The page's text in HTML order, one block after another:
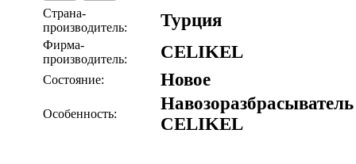
Страна-
производитель:
Турция
Фирма-
производитель:
CELIKEL
Состояние: Новое
Особенность:
Навозоразбрасыватель
CELIKEL